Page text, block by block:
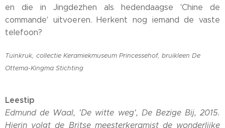
en die in Jingdezhen als hedendaagse 'Chine de
commande' uitvoeren. Herkent nog iemand de vaste
telefoon?
Tuinkruk, collectie Keramiekmuseum Princessehof, bruikleen De
Ottema-Kingma Stichting
Leestip
Edmund de Waal, 'De witte weg', De Bezige Bij, 2015.
Hierin volgt de Britse meesterkeramist de wonderlijke